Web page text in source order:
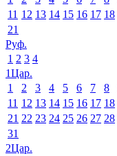
11 12 13 14 15 16 17 18
21
Руф.
1 2 3 4
1Цар.
1
2 3 4 5 6 7 8
11 12 13 14 15 16 17 18
21 22 23 24 25 26 27 28
31
2Цар.